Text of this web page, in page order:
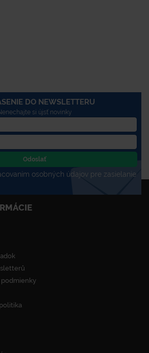
DO NEWSLETTERU
si újsť novinky
Odoslať
osobných údajov pre zasielanie
podmienky